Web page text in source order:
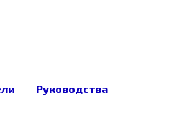
Руководства